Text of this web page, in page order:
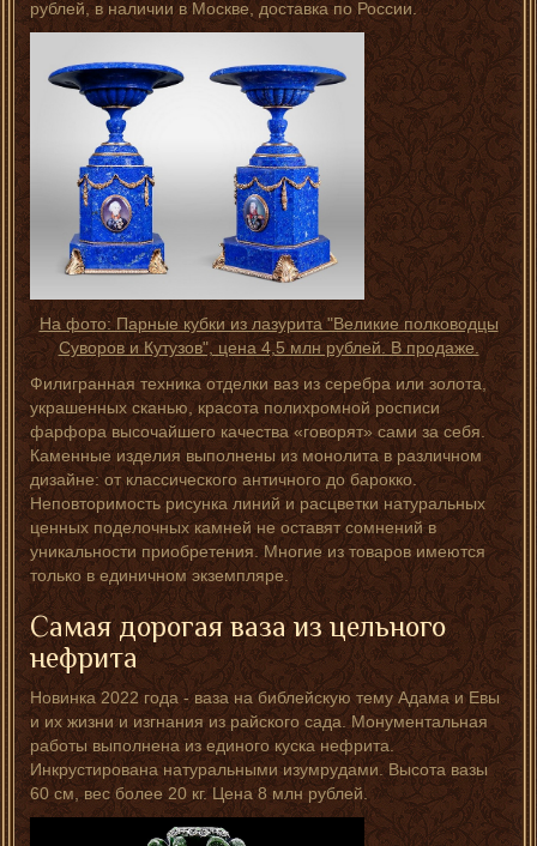
рублей, в наличии в Москве, доставка по России.
На фото: Парные кубки из лазурита "Великие полководцы
Суворов и Кутузов", цена 4,5 млн рублей. В продаже.
Филигранная техника отделки ваз из серебра или золота,
украшенных сканью, красота полихромной росписи
фарфора высочайшего качества «говорят» сами за себя.
Каменные изделия выполнены из монолита в различном
дизайне: от классического античного до барокко.
Неповторимость рисунка линий и расцветки натуральных
ценных поделочных камней не оставят сомнений в
уникальности приобретения. Многие из товаров имеются
только в единичном экземпляре.
Самая дорогая ваза из цельного
нефрита
Новинка 2022 года - ваза на библейскую тему Адама и Евы
и их жизни и изгнания из райского сада. Монументальная
работы выполнена из единого куска нефрита.
Инкрустирована натуральными изумрудами. Высота вазы
60 см, вес более 20 кг. Цена 8 млн рублей.